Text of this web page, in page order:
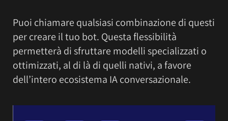
Puoi chiamare qualsiasi combinazione di questi
per creare il tuo bot. Questa flessibilità
permetterà di sfruttare modelli specializzati o
ottimizzati, al di là di quelli nativi, a favore
dell’intero ecosistema IA conversazionale.